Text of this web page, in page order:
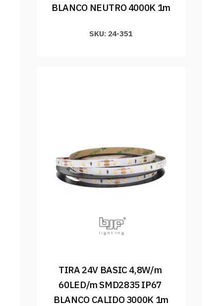
BLANCO NEUTRO 4000K 1m
SKU: 24-351
TIRA 24V BASIC 4,8W/m
60LED/m SMD2835 IP67
BLANCO CALIDO 3000K 1m